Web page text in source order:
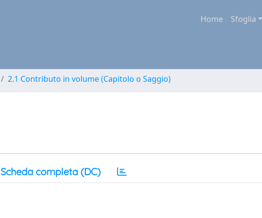
Home Sfoglia
2.1 Contributo in volume (Capitolo o Saggio)
Scheda completa (DC)